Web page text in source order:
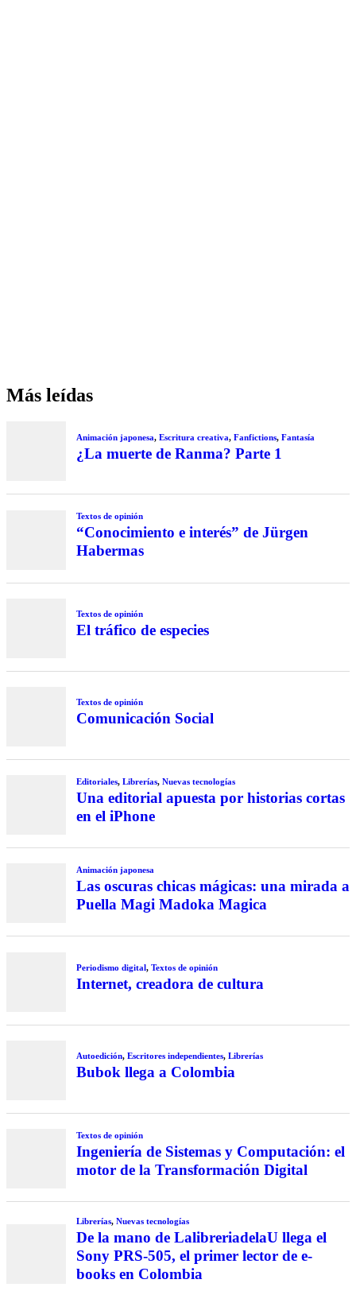
Más leídas
Animación japonesa, Escritura creativa, Fanfictions, Fantasía
¿La muerte de Ranma? Parte 1
Textos de opinión
“Conocimiento e interés” de Jürgen
Habermas
Textos de opinión
El tráfico de especies
Textos de opinión
Comunicación Social
Editoriales, Librerías, Nuevas tecnologías
Una editorial apuesta por historias cortas
en el iPhone
Animación japonesa
Las oscuras chicas mágicas: una mirada a
Puella Magi Madoka Magica
Periodismo digital, Textos de opinión
Internet, creadora de cultura
Autoedición, Escritores independientes, Librerías
Bubok llega a Colombia
Textos de opinión
Ingeniería de Sistemas y Computación: el
motor de la Transformación Digital
Librerías, Nuevas tecnologías
De la mano de LalibreriadelaU llega el
Sony PRS-505, el primer lector de e-
books en Colombia